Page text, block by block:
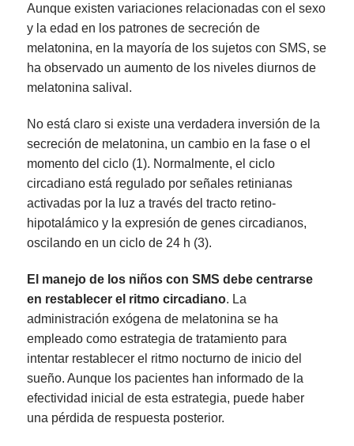
Aunque existen variaciones relacionadas con el sexo
y la edad en los patrones de secreción de
melatonina, en la mayoría de los sujetos con SMS, se
ha observado un aumento de los niveles diurnos de
melatonina salival.
No está claro si existe una verdadera inversión de la
secreción de melatonina, un cambio en la fase o el
momento del ciclo (1). Normalmente, el ciclo
circadiano está regulado por señales retinianas
activadas por la luz a través del tracto retino-
hipotalámico y la expresión de genes circadianos,
oscilando en un ciclo de 24 h (3).
El manejo de los niños con SMS debe centrarse
en restablecer el ritmo circadiano. La
administración exógena de melatonina se ha
empleado como estrategia de tratamiento para
intentar restablecer el ritmo nocturno de inicio del
sueño. Aunque los pacientes han informado de la
efectividad inicial de esta estrategia, puede haber
una pérdida de respuesta posterior.